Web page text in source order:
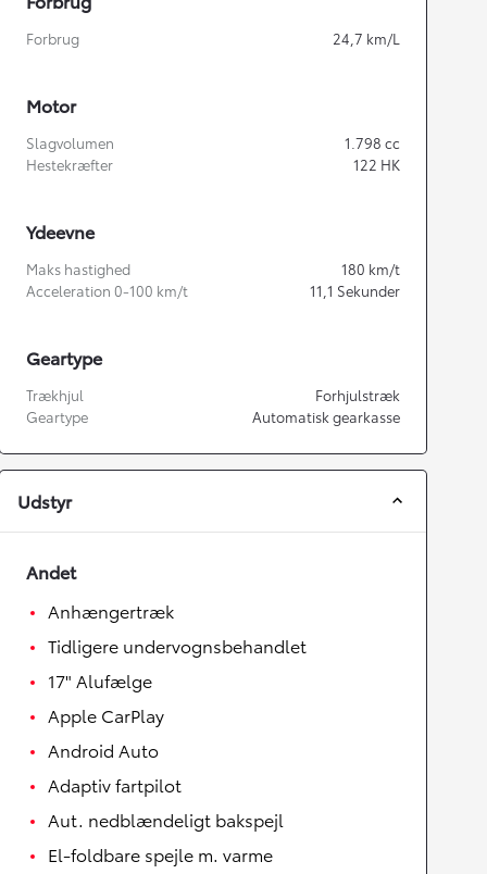
Forbrug 24,7 km/L
Motor
Slagvolumen 1.798 cc
Hestekræfter
122 HK
Ydeevne
Maks hastighed 180 km/t
Acceleration 0-100 km/t
11,1 Sekunder
Geartype
Trækhjul
Forhjulstræk
Geartype
Automatisk gearkasse
Udstyr
Andet
Anhængertræk
Tidligere undervognsbehandlet
17" Alufælge
Apple CarPlay
Android Auto
Adaptiv fartpilot
Aut. nedblændeligt bakspejl
El-foldbare spejle m. varme